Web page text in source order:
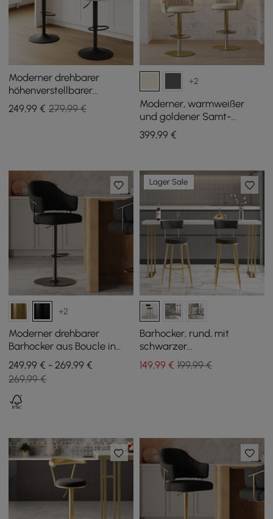
Moderner drehbarer
höhenverstellbarer
Barhocker & Thekenhocker
mit Samtbezug, 1 Stück
249,99 € 279,99 €
+2
Moderner, warmweißer
und goldener Samt-
Barhocker mit drehbarer
Verstellung, 2 Stück
399,99€
+2
Moderner drehbarer
Barhocker aus Boucle in
Schwarz mit
Höhenverstellung und
matt-schwarzem Fuß, 1er-
Set
249,99 € - 269,99 €
269,99 €
Lager Sale
Barhocker, rund, mit
schwarzer
Samtpolsterung,
Rückenlehne und goldener
149,99€ 199,99 €